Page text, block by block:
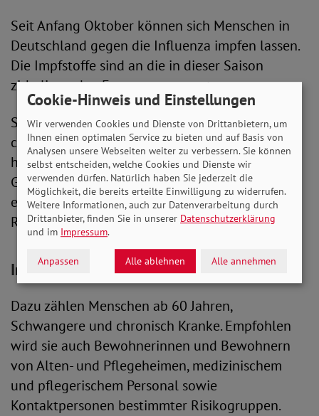
Seit Anfang Oktober können sich Menschen in
Deutschland gegen die Influenza impfen lassen.
Die Impfstoffe sind an die in dieser Saison
zirkulierenden Erreger angepasst.
Senioren, Schwangere und Menschen mit einer
chronischen Grunderkrankung haben ein
höheres Risiko für schwere Verläufe einer
Grippe. Die STIKO (Ständige Impfkommission)
empfiehlt die Impfung deshalb vor allem
Risikogruppen.
Impfungen beim Hausarzt
Dazu zählen Menschen ab 60 Jahren,
Schwangere und chronisch Kranke. Empfohlen
wird sie auch Bewohnerinnen und Bewohnern
von Alten- und Pflegeheimen, medizinischem
und pflegerischem Personal sowie
Kontaktpersonen bestimmter Risikogruppen.
Cookie-Hinweis und Einstellungen
Wir verwenden Cookies und Dienste von Drittanbietern, um
Ihnen einen optimalen Service zu bieten und auf Basis von
Analysen unsere Webseiten weiter zu verbessern. Sie können
selbst entscheiden, welche Cookies und Dienste wir
verwenden dürfen. Natürlich haben Sie jederzeit die
Möglichkeit, die bereits erteilte Einwilligung zu widerrufen.
Weitere Informationen, auch zur Datenverarbeitung durch
Drittanbieter, finden Sie in unserer Datenschutzerklärung
und im Impressum.
Anpassen Alle ablehnen Alle annehmen